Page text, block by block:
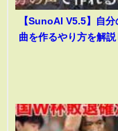
【SunoAI V5.5】自分
曲を作るやり方を解